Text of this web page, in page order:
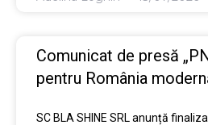
Comunicat de presă
pentru România
SC BLA SHINE SRL anunță